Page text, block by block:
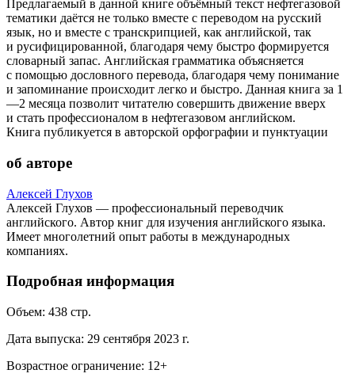
Предлагаемый в данной книге объёмный текст нефтегазовой
тематики даётся не только вместе с переводом на русский
язык, но и вместе с транскрипцией, как английской, так
и русифицированной, благодаря чему быстро формируется
словарный запас. Английская грамматика объясняется
с помощью дословного перевода, благодаря чему понимание
и запоминание происходит легко и быстро. Данная книга за 1
—2 месяца позволит читателю совершить движение вверх
и стать профессионалом в нефтегазовом английском.
Книга публикуется в авторской орфографии и пунктуации
об авторе
Алексей Глухов
Алексей Глухов — профессиональный переводчик
английского. Автор книг для изучения английского языка.
Имеет многолетний опыт работы в международных
компаниях.
Подробная информация
Объем: 438 стр.
Дата выпуска: 29 сентября 2023 г.
Возрастное ограничение: 12+